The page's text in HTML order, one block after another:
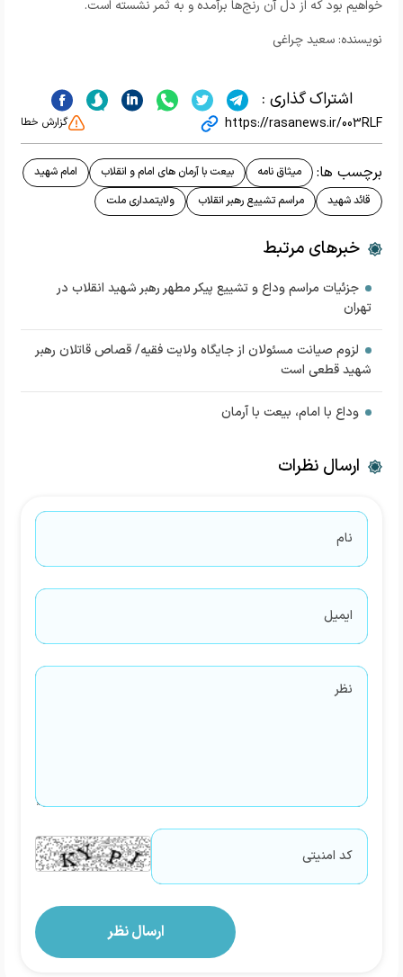
خواهیم بود که از دل آن رنج‌ها برآمده و به ثمر نشسته است.
نویسنده: سعید چراغی
اشتراک گذاری :
https://rasanews.ir/003RLF گزارش خطا
برچسب ها: میثاق نامه بیعت با آرمان های امام و انقلاب
امام شهید
قائد شهید
مراسم تشییع رهبر انقلاب ولایتمداری ملت
خبرهای مرتبط
جزئیات مراسم‌ وداع و تشییع پیکر مطهر رهبر شهید انقلاب در
تهران
لزوم صیانت مسئولان از جایگاه ولایت فقیه/ قصاص قاتلان رهبر
شهید قطعی است
وداع با امام، بیعت با آرمان
ارسال نظرات